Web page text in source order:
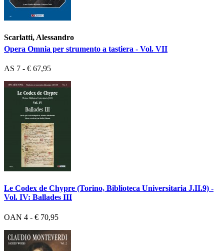
Scarlatti, Alessandro
Opera Omnia per strumento a tastiera - Vol. VII
AS 7 - € 67,95
Le Codex de Chypre (Torino, Biblioteca Universitaria J.II.9) -
Vol. IV: Ballades III
OAN 4 - € 70,95